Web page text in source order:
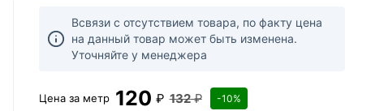
Всвязи с отсутствием товара, по факту цена
на данный товар может быть изменена.
Уточняйте у менеджера
Цена за метр 120 ₽ 132₽ -10%